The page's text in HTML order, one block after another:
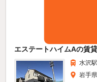
エステートハイムAの賃
水沢
岩手